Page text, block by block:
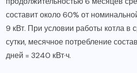
составит около 60% от
9 кВт. При условии работы котла в
сутки, месячное потребление
дней = 3240 кВт·ч.